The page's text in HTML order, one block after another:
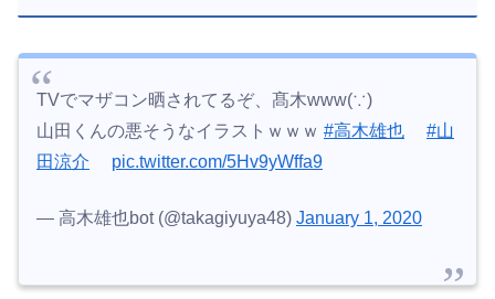
TVでマザコン晒されてるぞ、髙木www(∵)
山田くんの悪そうなイラストｗｗｗ #高木雄也
#山
田涼介
pic.twitter.com/5Hv9yWffa9
— 高木雄也bot (@takagiyuya48) January 1, 2020